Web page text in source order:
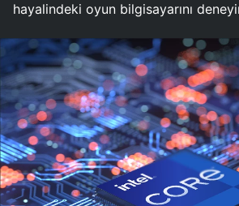
hayalindeki oyun bilgisayarını